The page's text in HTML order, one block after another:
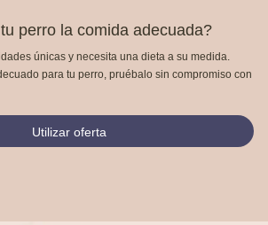
perro la comida adecuada?
únicas y necesita una dieta a su medida.
para tu perro, pruébalo sin compromiso con
Utilizar oferta